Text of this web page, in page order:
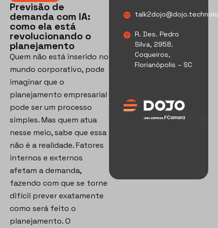
Previsão de
demanda com IA:
como ela está
revolucionando o
planejamento
Quem não está inserido no
mundo corporativo, pode
imaginar que o
planejamento empresarial
pode ser um processo
simples. Mas quem atua
nesse meio, sabe que essa
não é a realidade. Fatores
internos e externos
afetam a demanda,
fazendo com que se torne
difícil prever exatamente
como será feito o
planejamento. O
R. Des. Pedro
Silva, 2958.
Coqueiros,
Florianópolis – SC